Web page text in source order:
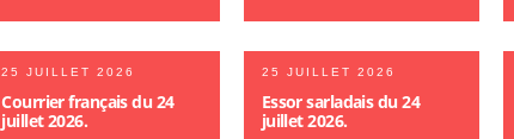
25 JUILLET 2026
Courrier français du 24
juillet 2026.
25 JUILLET 2026
Essor sarladais du 24
juillet 2026.